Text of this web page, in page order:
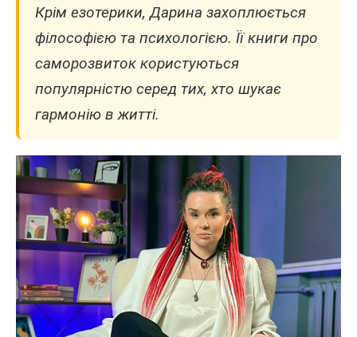
Крім езотерики, Дарина захоплюється
філософією та психологією. Її книги про
саморозвиток користуються
популярністю серед тих, хто шукає
гармонію в житті.